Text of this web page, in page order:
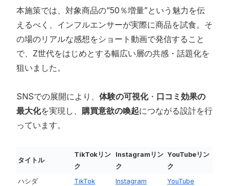
本施策では、対象商品の“50％増量”という魅力を伝
えるべく、インフルエンサーが実際に商品を試食。そ
の場のリアルな感想をショート動画で発信すること
で、Z世代をはじめとする幅広い層の共感・話題化を
狙いました。
SNSでの展開により、 体験の可視化・ 口コミ効果の
最大化を実現し、 購買意欲の喚起につながる設計を行
っています。
タイトル
TikTokリン
ク
Instagramリン
ク
YouTubeリン
ク
ハシダ
TikTok Instagram
YouTube